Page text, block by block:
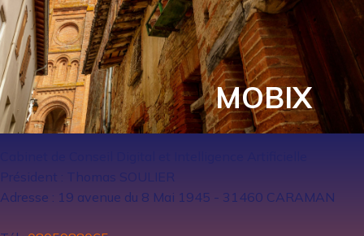
MOBIX
Président : Thomas SOULIER
Adresse : 19 avenue du 8 Mai 1945 - 31460 CARAMAN